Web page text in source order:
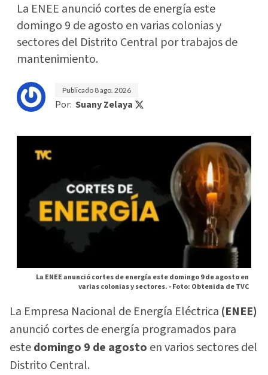
La ENEE anunció cortes de energía este
domingo 9 de agosto en varias colonias y
sectores del Distrito Central por trabajos de
mantenimiento.
Publicado 8 ago. 2026
Por: Suany Zelaya
La ENEE anunció cortes de energía este domingo 9 de agosto en
varias colonias y sectores. -Foto: Obtenida de TVC
La Empresa Nacional de Energía Eléctrica (ENEE)
anunció cortes de energía programados para
estedomingo 9 de agosto en varios sectores del
Distrito Central.